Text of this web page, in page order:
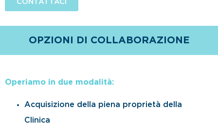
CONTATTACI
OPZIONI DI COLLABORAZIONE
Operiamo in due modalità:
Acquisizione della piena proprietà della
Clinica